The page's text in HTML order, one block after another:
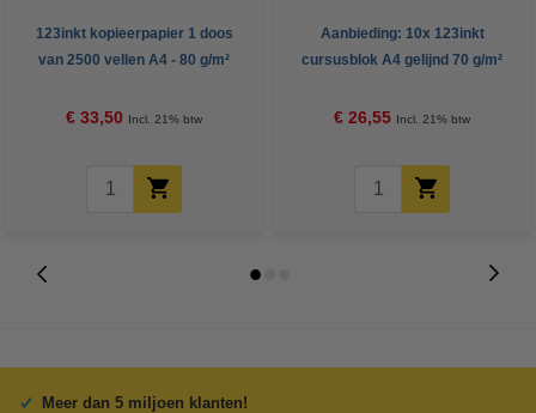
123inkt kopieerpapier 1 doos
van 2500 vellen A4 - 80 g/m²
€ 33,50 Incl. 21% btw
Aanbieding: 10x 123inkt
cursusblok A4 gelijnd 70 g/m²
€ 26,55 Incl. 21% btw
Meer dan 5 miljoen klanten!